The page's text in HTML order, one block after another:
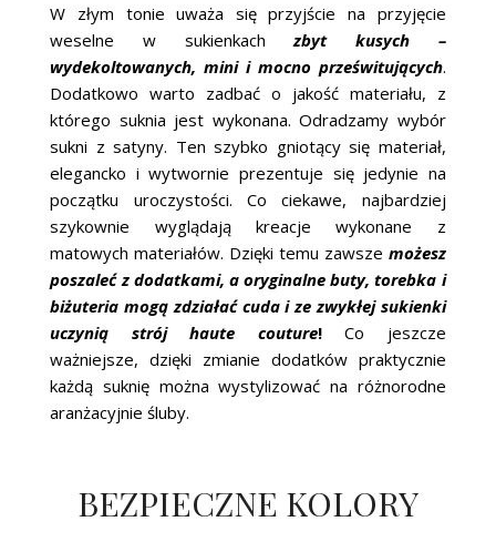
W złym tonie uważa się przyjście na przyjęcie
weselne w sukienkachzbyt kusych –
wydekoltowanych, mini i mocno prześwitujących.
Dodatkowo warto zadbać o jakość materiału, z
którego suknia jest wykonana. Odradzamy wybór
sukni z satyny. Ten szybko gniotący się materiał,
elegancko i wytwornie prezentuje się jedynie na
początku uroczystości. Co ciekawe, najbardziej
szykownie wyglądają kreacje wykonane z
matowych materiałów. Dzięki temu zawsze możesz
poszaleć z dodatkami, a oryginalne buty, torebka i
biżuteria mogą zdziałać cuda i ze zwykłej sukienki
uczynią strój haute couture!Co jeszcze
ważniejsze, dzięki zmianie dodatków praktycznie
każdą suknię można wystylizować na różnorodne
aranżacyjnie śluby.
BEZPIECZNE KOLORY